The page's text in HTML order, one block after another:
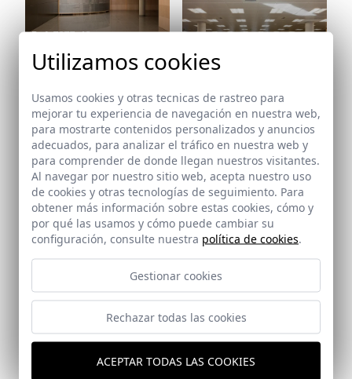
Ref: 7273_16
Ref: 7273_18
Ref: 7273_19
Utilizamos cookies
Usamos cookies y otras tecnicas de rastreo para
mejorar tu experiencia de navegación en nuestra web,
para mostrarte contenidos personalizados y anuncios
adecuados, para analizar el tráfico en nuestra web y
para comprender de donde llegan nuestros visitantes.
Al navegar por nuestro sitio web, acepta nuestro uso
de cookies y otras tecnologías de seguimiento. Para
obtener más información sobre estas cookies, cómo y
por qué las usamos y cómo puede cambiar su
configuración, consulte nuestra política de cookies.
Gestionar cookies
Rechazar todas las cookies
ACEPTAR TODAS LAS COOKIES